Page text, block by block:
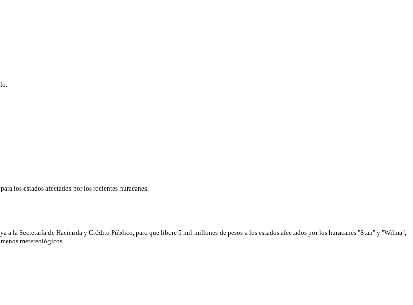
los estados afectados por los recientes huracanes.
la Secretaría de Hacienda y Crédito Público, para que libere 5 mil millones de pesos a los estados afectados por los huracanes "Stan" y "Wilma",
metereológicos.